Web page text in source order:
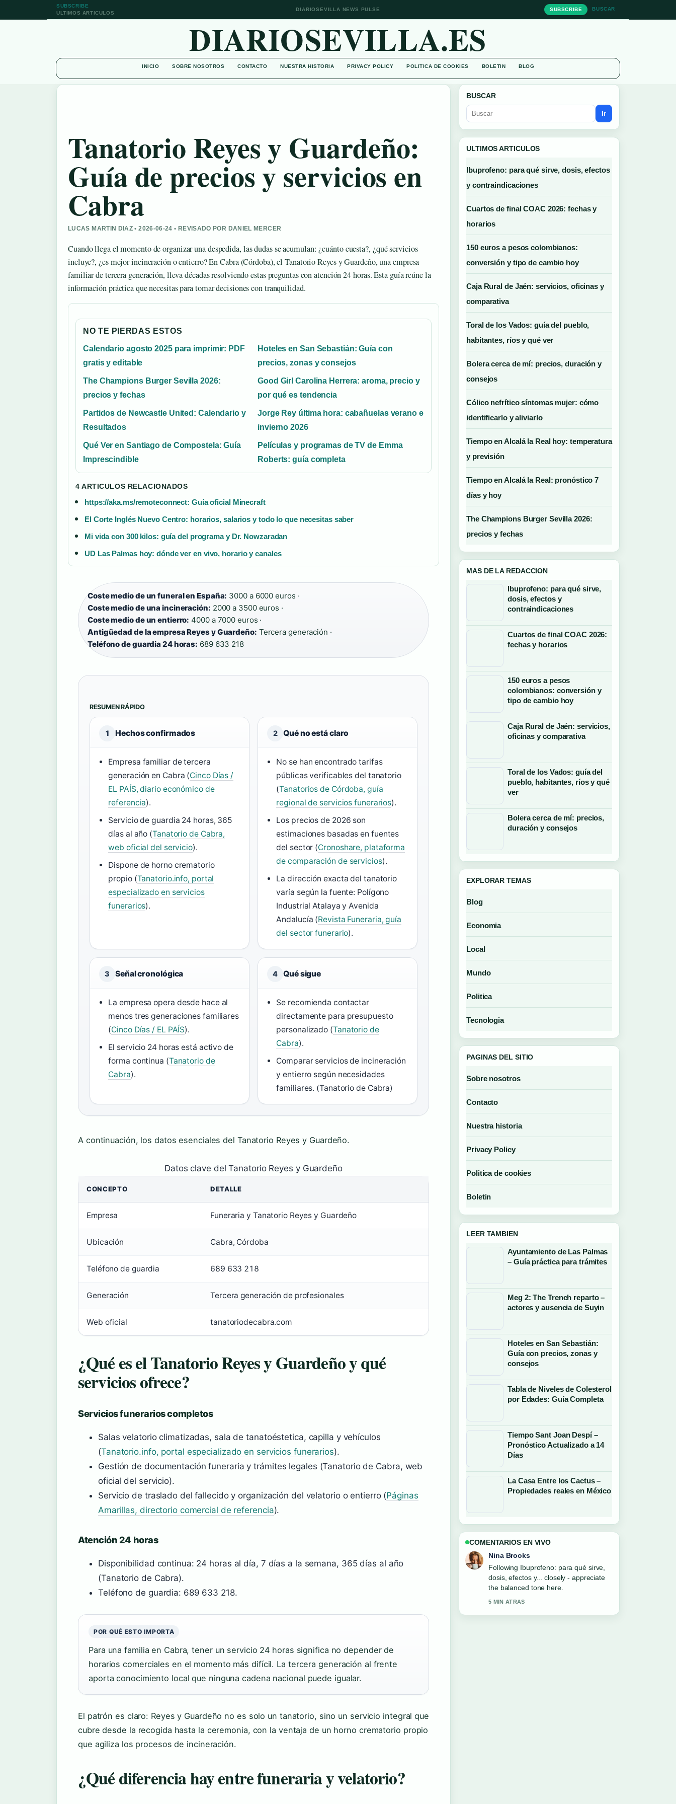
SUBSCRIBE
ULTIMOS ARTICULOS
DIARIOSEVILLA NEWS PULSE SUBSCRIBE BUSCAR
DIARIOSEVILLA.ES
INICIO SOBRE NOSOTROS CONTACTO NUESTRA HISTORIA PRIVACY POLICY POLITICA DE COOKIES BOLETIN BLOG
Tanatorio Reyes y Guardeño:
Guía de precios y servicios en
Cabra
LUCAS MARTIN DIAZ • 2026-06-24 • REVISADO POR DANIEL MERCER
Cuando llega el momento de organizar una despedida, las dudas se acumulan: ¿cuánto cuesta?, ¿qué servicios
incluye?, ¿es mejor incineración o entierro? En Cabra (Córdoba), el Tanatorio Reyes y Guardeño, una empresa
familiar de tercera generación, lleva décadas resolviendo estas preguntas con atención 24 horas. Esta guía reúne la
información práctica que necesitas para tomar decisiones con tranquilidad.
NO TE PIERDAS ESTOS
Calendario agosto 2025 para imprimir: PDF
gratis y editable
Hoteles en San Sebastián: Guía con
precios, zonas y consejos
The Champions Burger Sevilla 2026:
precios y fechas
Good Girl Carolina Herrera: aroma, precio y
por qué es tendencia
Partidos de Newcastle United: Calendario y
Resultados
Jorge Rey última hora: cabañuelas verano e
invierno 2026
Qué Ver en Santiago de Compostela: Guía
Imprescindible
Películas y programas de TV de Emma
Roberts: guía completa
4 ARTICULOS RELACIONADOS
https://aka.ms/remoteconnect: Guía oficial Minecraft
El Corte Inglés Nuevo Centro: horarios, salarios y todo lo que necesitas saber
Mi vida con 300 kilos: guía del programa y Dr. Nowzaradan
UD Las Palmas hoy: dónde ver en vivo, horario y canales
Coste medio de un funeral en España: 3000 a 6000 euros ·
Coste medio de una incineración: 2000 a 3500 euros ·
Coste medio de un entierro: 4000 a 7000 euros ·
Antigüedad de la empresa Reyes y Guardeño: Tercera generación ·
Teléfono de guardia 24 horas: 689 633 218
RESUMEN RÁPIDO
1 Hechos confirmados
Empresa familiar de tercera
generación en Cabra (Cinco Días /
EL PAÍS, diario económico de
referencia).
Servicio de guardia 24 horas, 365
días al año (Tanatorio de Cabra,
web oficial del servicio).
Dispone de horno crematorio
propio (Tanatorio.info, portal
especializado en servicios
funerarios).
2 Qué no está claro
No se han encontrado tarifas
públicas verificables del tanatorio
(Tanatorios de Córdoba, guía
regional de servicios funerarios).
Los precios de 2026 son
estimaciones basadas en fuentes
del sector (Cronoshare, plataforma
de comparación de servicios).
La dirección exacta del tanatorio
varía según la fuente: Polígono
Industrial Atalaya y Avenida
Andalucía (Revista Funeraria, guía
del sector funerario).
3 Señal cronológica
La empresa opera desde hace al
menos tres generaciones familiares
(Cinco Días / EL PAÍS).
El servicio 24 horas está activo de
forma continua (Tanatorio de
Cabra).
4 Qué sigue
Se recomienda contactar
directamente para presupuesto
personalizado (Tanatorio de
Cabra).
Comparar servicios de incineración
y entierro según necesidades
familiares. (Tanatorio de Cabra)
A continuación, los datos esenciales del Tanatorio Reyes y Guardeño.
Datos clave del Tanatorio Reyes y Guardeño
CONCEPTO DETALLE
Empresa Funeraria y Tanatorio Reyes y Guardeño
Ubicación Cabra, Córdoba
Teléfono de guardia 689 633 218
Generación Tercera generación de profesionales
Web oficial tanatoriodecabra.com
¿Qué es el Tanatorio Reyes y Guardeño y qué
servicios ofrece?
Servicios funerarios completos
Salas velatorio climatizadas, sala de tanatoéstetica, capilla y vehículos
(Tanatorio.info, portal especializado en servicios funerarios).
Gestión de documentación funeraria y trámites legales (Tanatorio de Cabra, web
oficial del servicio).
Servicio de traslado del fallecido y organización del velatorio o entierro (Páginas
Amarillas, directorio comercial de referencia).
Atención 24 horas
Disponibilidad continua: 24 horas al día, 7 días a la semana, 365 días al año
(Tanatorio de Cabra).
Teléfono de guardia: 689 633 218.
POR QUÉ ESTO IMPORTA
Para una familia en Cabra, tener un servicio 24 horas significa no depender de
horarios comerciales en el momento más difícil. La tercera generación al frente
aporta conocimiento local que ninguna cadena nacional puede igualar.
El patrón es claro: Reyes y Guardeño no es solo un tanatorio, sino un servicio integral que
cubre desde la recogida hasta la ceremonia, con la ventaja de un horno crematorio propio
que agiliza los procesos de incineración.
¿Qué diferencia hay entre funeraria y velatorio?
BUSCAR
Ir
ULTIMOS ARTICULOS
Ibuprofeno: para qué sirve, dosis, efectos
y contraindicaciones
Cuartos de final COAC 2026: fechas y
horarios
150 euros a pesos colombianos:
conversión y tipo de cambio hoy
Caja Rural de Jaén: servicios, oficinas y
comparativa
Toral de los Vados: guía del pueblo,
habitantes, ríos y qué ver
Bolera cerca de mí: precios, duración y
consejos
Cólico nefrítico síntomas mujer: cómo
identificarlo y aliviarlo
Tiempo en Alcalá la Real hoy: temperatura
y previsión
Tiempo en Alcalá la Real: pronóstico 7
días y hoy
The Champions Burger Sevilla 2026:
precios y fechas
MAS DE LA REDACCION
Ibuprofeno: para qué sirve,
dosis, efectos y
contraindicaciones
Cuartos de final COAC 2026:
fechas y horarios
150 euros a pesos
colombianos: conversión y
tipo de cambio hoy
Caja Rural de Jaén: servicios,
oficinas y comparativa
Toral de los Vados: guía del
pueblo, habitantes, ríos y qué
ver
Bolera cerca de mí: precios,
duración y consejos
EXPLORAR TEMAS
Blog
Economia
Local
Mundo
Politica
Tecnologia
PAGINAS DEL SITIO
Sobre nosotros
Contacto
Nuestra historia
Privacy Policy
Politica de cookies
Boletin
LEER TAMBIEN
Ayuntamiento de Las Palmas
– Guía práctica para trámites
Meg 2: The Trench reparto –
actores y ausencia de Suyin
Hoteles en San Sebastián:
Guía con precios, zonas y
consejos
Tabla de Niveles de Colesterol
por Edades: Guía Completa
Tiempo Sant Joan Despí –
Pronóstico Actualizado a 14
Días
La Casa Entre los Cactus –
Propiedades reales en México
COMENTARIOS EN VIVO
Ren Sato
Useful context on Cuartos de final
COAC 2026: fechas y.... Please keep
this live thread updated.
7 MIN ATRAS